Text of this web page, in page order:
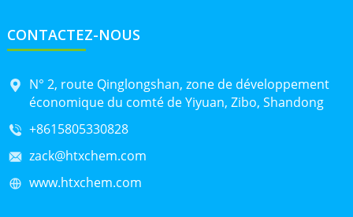
CONTACTEZ-NOUS
N° 2, route Qinglongshan, zone de développement
économique du comté de Yiyuan, Zibo, Shandong
+8615805330828
zack@htxchem.com
www.htxchem.com